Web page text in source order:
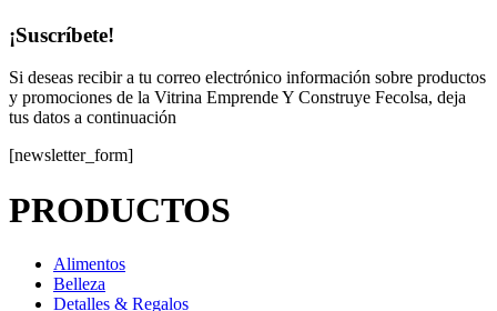
¡Suscríbete!
Si deseas recibir a tu correo electrónico información sobre productos
y promociones de la Vitrina Emprende Y Construye Fecolsa, deja
tus datos a continuación
[newsletter_form]
PRODUCTOS
Alimentos
Belleza
Detalles & Regalos